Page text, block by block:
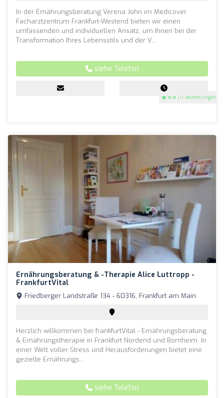
4.9 (11 Bewertungen)
In der Ernährungsberatung Verena John im Medicover
Facharztzentrum Frankfurt-Westend bieten wir einen
umfassenden und individuellen Ansatz, um Ihnen bei der
Transformation Ihres Lebensstils und der V...
siehe Telefon
Ernährungsberatung & -therapie Alice Luttropp -
FrankfurtVital
Friedberger Landstraße 134 - 60316, Frankfurt am Main
Herzlich willkommen bei frankfurtVital - Ernährungsberatung
& Ernährungstherapie in Frankfurt Nordend und Bornheim. In
einer Welt voller Stress und Herausforderungen bietet eine
gezielte Ernährungs...
siehe Telefon